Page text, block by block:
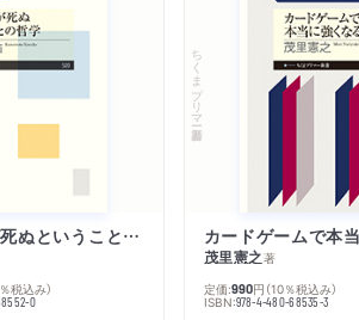
「わたし」が死ぬということの哲学
税込み）
0
ちくまプリマー新書
茂里憲之著
定価:990円 （10％税込み）
ISBN:978-4-480-68535-3